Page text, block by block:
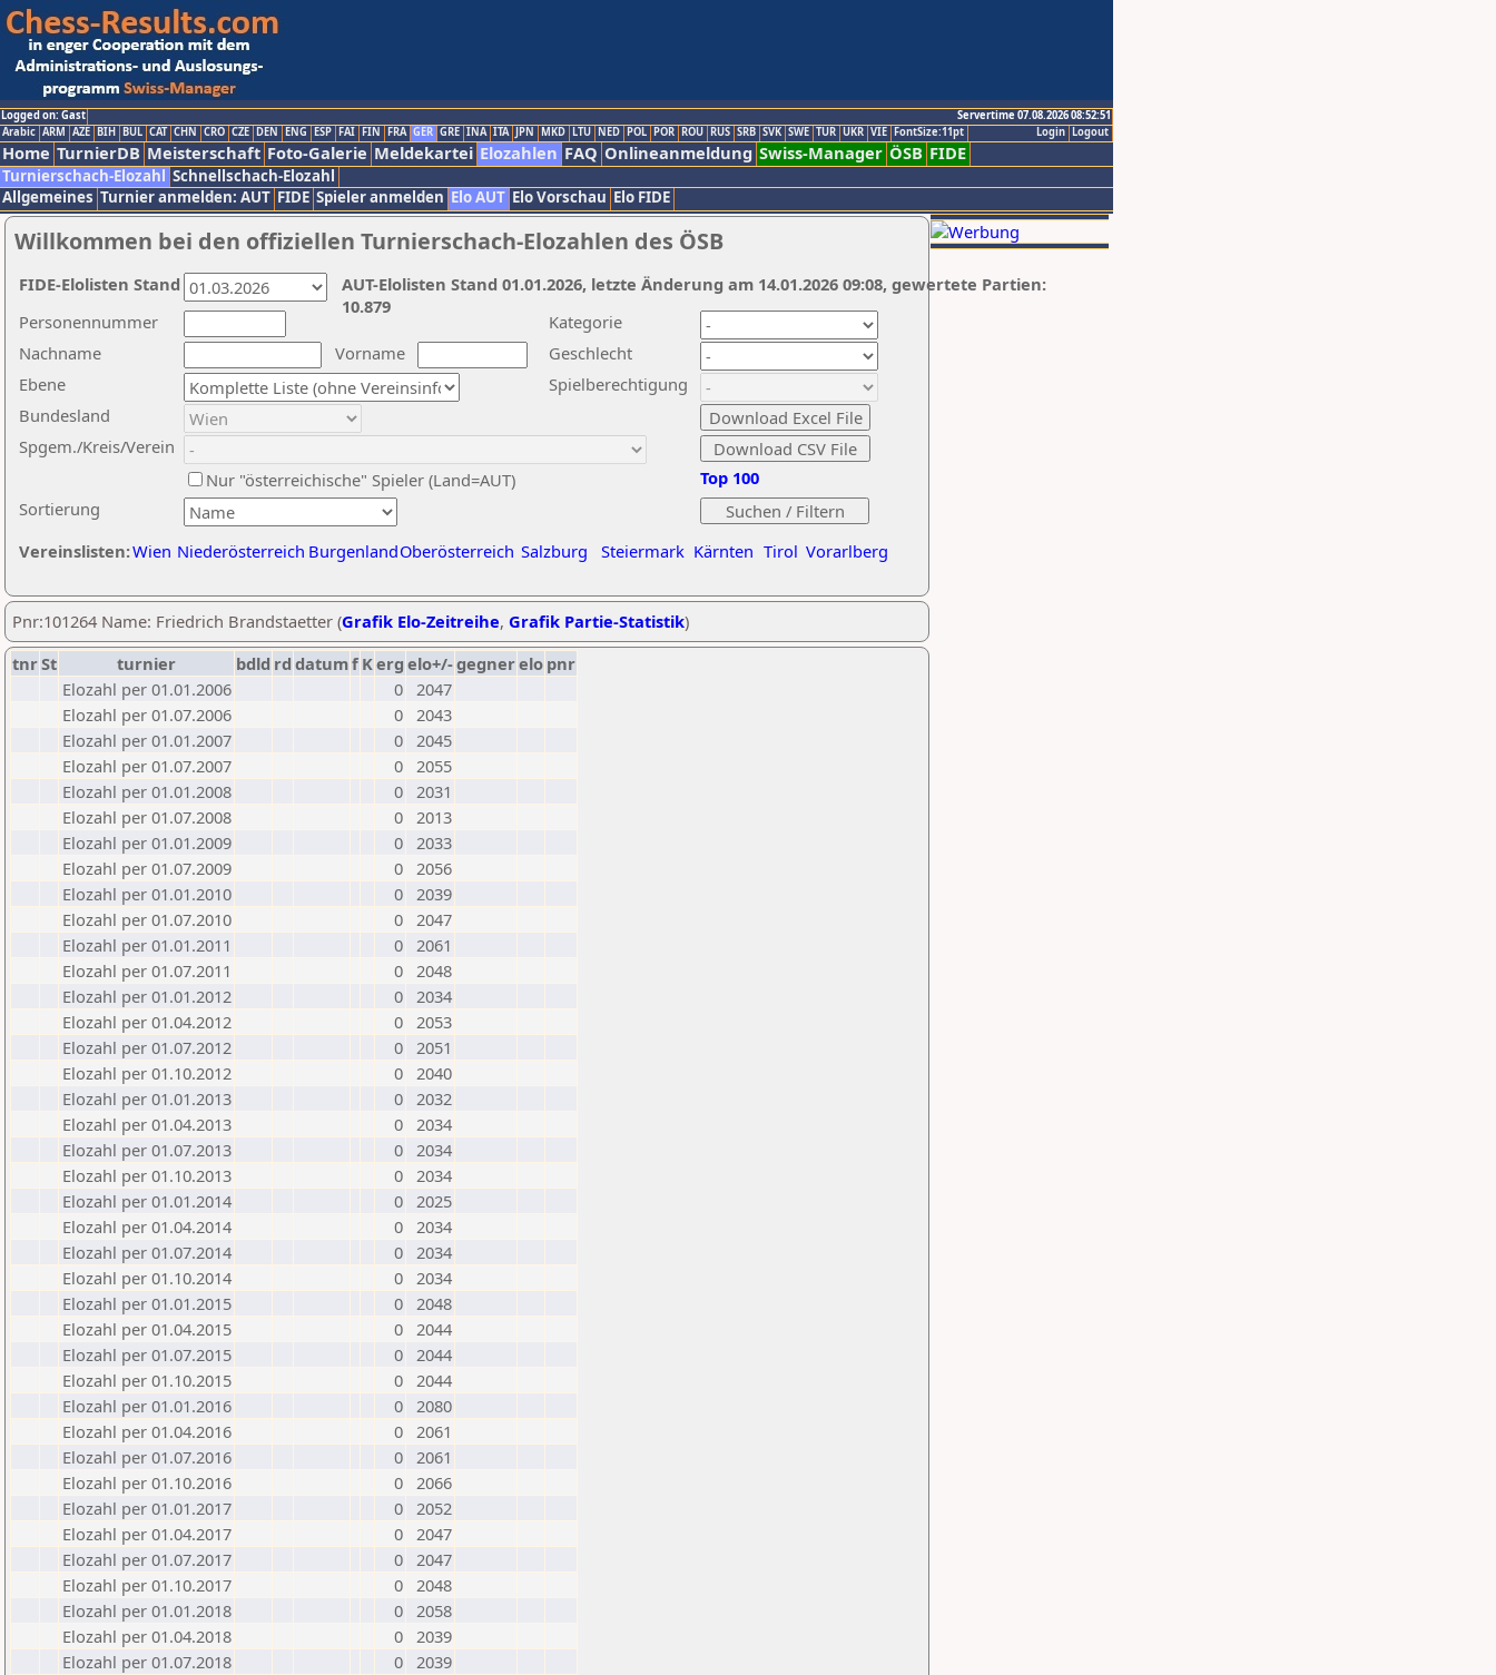
Logged on: Gast
Servertime 07.08.2026 08:52:51
Logout
Login
Arabic ARM AZE BIH BUL CAT CHN CRO CZE DEN ENG ESP FAI FIN FRA GER GRE INA ITA JPN MKD LTU NED POL POR ROU RUS SRB SVK SWE TUR UKR VIE FontSize:11pt
Home TurnierDB Meisterschaft Foto-Galerie Meldekartei Elozahlen FAQ Onlineanmeldung Swiss-Manager ÖSB FIDE
Turnierschach-Elozahl Schnellschach-Elozahl
Allgemeines Turnier anmelden: AUT FIDE Spieler anmelden Elo AUT Elo Vorschau Elo FIDE
Willkommen bei den offiziellen Turnierschach-Elozahlen des ÖSB
Nachname
Vorname
Ebene
Kategorie
Sortierung
Personennummer
Bundesland
Spgem./Kreis/Verein
Geschlecht
Nur "österreichische" Spieler (Land=AUT)
Spielberechtigung
Vereinslisten:Wien Niederösterreich BurgenlandOberösterreich Salzburg Steiermark Kärnten Tirol Vorarlberg
Top 100
AUT-Elolisten Stand 01.01.2026, letzte Änderung am 14.01.2026 09:08, gewertete Partien:
10.879
FIDE-Elolisten Stand
Pnr:101264 Name: Friedrich Brandstaetter (Grafik Elo-Zeitreihe, Grafik Partie-Statistik)
tnrSt turnier bdld rd datumf Kerg elo+/-gegnerelo pnr
Elozahl per 01.01.2006
0 2047
Elozahl per 01.07.2006
0 2043
Elozahl per 01.01.2007
0 2045
Elozahl per 01.07.2007
0 2055
Elozahl per 01.01.2008
0 2031
Elozahl per 01.07.2008
0 2013
Elozahl per 01.01.2009
0 2033
Elozahl per 01.07.2009
0 2056
Elozahl per 01.01.2010
0 2039
Elozahl per 01.07.2010
0 2047
Elozahl per 01.01.2011
0 2061
Elozahl per 01.07.2011
0 2048
Elozahl per 01.01.2012
0 2034
Elozahl per 01.04.2012
0 2053
Elozahl per 01.07.2012
0 2051
Elozahl per 01.10.2012
0 2040
Elozahl per 01.01.2013
0 2032
Elozahl per 01.04.2013
0 2034
Elozahl per 01.07.2013
0 2034
Elozahl per 01.10.2013
0 2034
Elozahl per 01.01.2014
0 2025
Elozahl per 01.04.2014
0 2034
Elozahl per 01.07.2014
0 2034
Elozahl per 01.10.2014
0 2034
Elozahl per 01.01.2015
0 2048
Elozahl per 01.04.2015
0 2044
Elozahl per 01.07.2015
0 2044
Elozahl per 01.10.2015
0 2044
Elozahl per 01.01.2016
0 2080
Elozahl per 01.04.2016
0 2061
Elozahl per 01.07.2016
0 2061
Elozahl per 01.10.2016
0 2066
Elozahl per 01.01.2017
0 2052
Elozahl per 01.04.2017
0 2047
Elozahl per 01.07.2017
0 2047
Elozahl per 01.10.2017
0 2048
Elozahl per 01.01.2018
0 2058
Elozahl per 01.04.2018
0 2039
Elozahl per 01.07.2018
0 2039